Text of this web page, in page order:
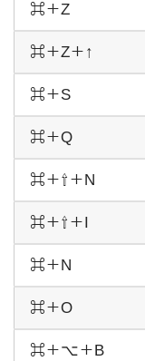
⌘＋Z
⌘＋Z＋↑
⌘＋S
⌘＋Q
⌘＋⇧＋N
⌘＋⇧＋I
⌘＋N
⌘＋O
⌘＋⌥＋B